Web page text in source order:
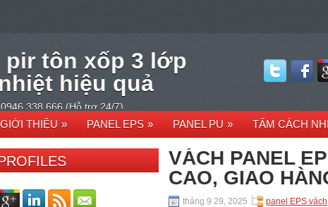
pir tôn xốp 3 lớp
hiệu quả
338 666 (Hỗ trợ 24/7)
GIỚI THIỆU » PANEL EPS » PANEL PU » TẤM CÁCH
VÁCH PANEL
CAO, GIAO
tháng 9 29, 2025 panel EPS vách